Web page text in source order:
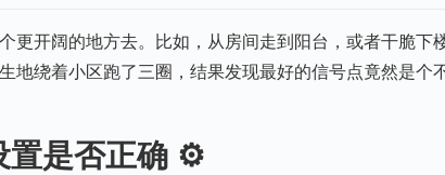
更开阔的地方去。比如，从房间走到阳台，或者干脆下
地绕着小区跑了三圈，结果发现最好的信号点竟然是个
置是否正确 ⚙️